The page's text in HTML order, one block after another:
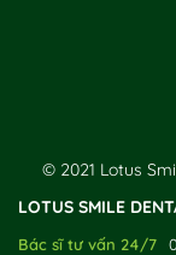
© 2021 Lotus
LOTUS SMILE
Bác sĩ tư vấn 24/7